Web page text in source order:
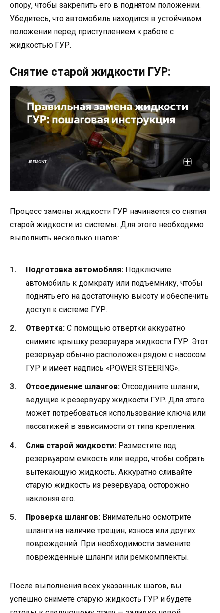
опору, чтобы закрепить его в поднятом положении.
Убедитесь, что автомобиль находится в устойчивом
положении перед приступлением к работе с
жидкостью ГУР.
Снятие старой жидкости ГУР:
Процесс замены жидкости ГУР начинается со снятия
старой жидкости из системы. Для этого необходимо
выполнить несколько шагов:
Подготовка автомобиля: Подключите
автомобиль к домкрату или подъемнику, чтобы
поднять его на достаточную высоту и обеспечить
доступ к системе ГУР.
Отвертка: С помощью отвертки аккуратно
снимите крышку резервуара жидкости ГУР. Этот
резервуар обычно расположен рядом с насосом
ГУР и имеет надпись «POWER STEERING».
Отсоединение шлангов: Отсоедините шланги,
ведущие к резервуару жидкости ГУР. Для этого
может потребоваться использование ключа или
пассатижей в зависимости от типа крепления.
Слив старой жидкости: Разместите под
резервуаром емкость или ведро, чтобы собрать
вытекающую жидкость. Аккуратно сливайте
старую жидкость из резервуара, осторожно
наклоняя его.
Проверка шлангов: Внимательно осмотрите
шланги на наличие трещин, износа или других
повреждений. При необходимости замените
поврежденные шланги или ремкомплекты.
После выполнения всех указанных шагов, вы
успешно снимете старую жидкость ГУР и будете